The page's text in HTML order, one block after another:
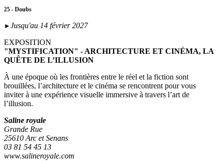
25 - Doubs
► Jusqu'au 14 février 2027
EXPOSITION
"MYSTIFICATION" - ARCHITECTURE ET CINÉMA, LA
QUÊTE DE L’ILLUSION
À une époque où les frontières entre le réel et la fiction sont
brouillées, l’architecture et le cinéma se rencontrent pour vous
inviter à une expérience visuelle immersive à travers l’art de
l’illusion.
Saline royale
Grande Rue
25610 Arc et Senans
03 81 54 45 13
www.salineroyale.com